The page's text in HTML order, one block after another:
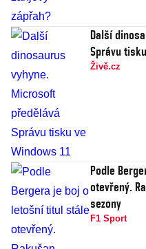
Další
Správu
Živě.cz
Podle
otevřený.
sezony
F1 Sport